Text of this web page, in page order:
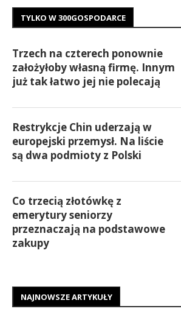
TYLKO W 300GOSPODARCE
Trzech na czterech ponownie
założyłoby własną firmę. Innym
już tak łatwo jej nie polecają
Restrykcje Chin uderzają w
europejski przemysł. Na liście
są dwa podmioty z Polski
Co trzecią złotówkę z
emerytury seniorzy
przeznaczają na podstawowe
zakupy
NAJNOWSZE ARTYKUŁY